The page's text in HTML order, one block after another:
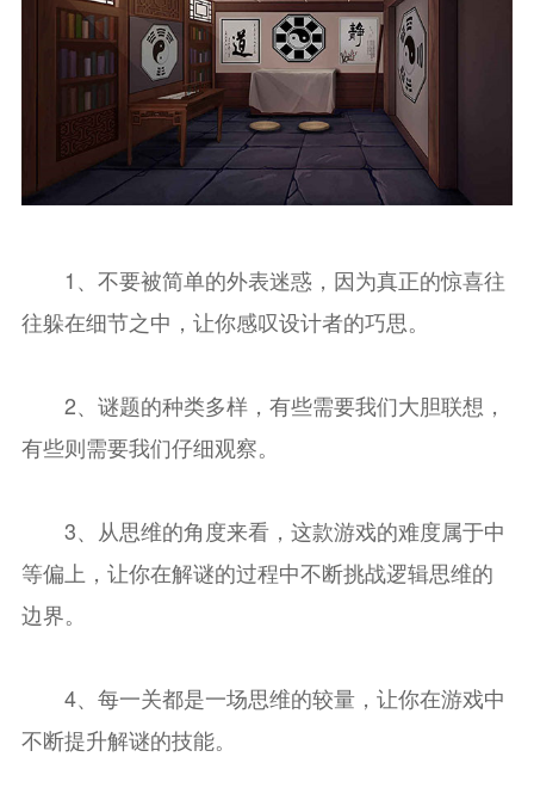
1、不要被简单的外表迷惑，因为真正的惊喜往
往躲在细节之中，让你感叹设计者的巧思。
2、谜题的种类多样，有些需要我们大胆联想，
有些则需要我们仔细观察。
3、从思维的角度来看，这款游戏的难度属于中
等偏上，让你在解谜的过程中不断挑战逻辑思维的
边界。
4、每一关都是一场思维的较量，让你在游戏中
不断提升解谜的技能。